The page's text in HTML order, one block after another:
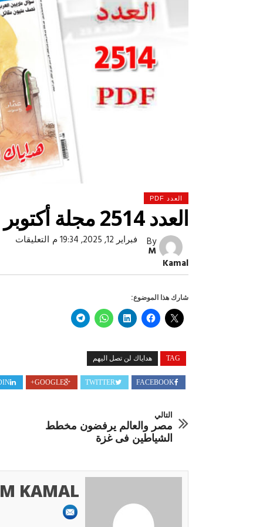
العدد PDF
العدد 2514 مجلة أكتوبر
By
M
Kamal
فبراير 12, 2025, 19:34 م التعليقات
شارك هذا الموضوع:
TAG هداياك لن تصل اليهم
FACEBOOK
TWITTER
GOOGLE+
التالي
مصر والعالم يرفضون مخطط
الشياطين فى غزة
M KAMAL
التشجيع «أخلاق» وليس «تحفيل»
الدول كيانات تنموية عملاقة؟